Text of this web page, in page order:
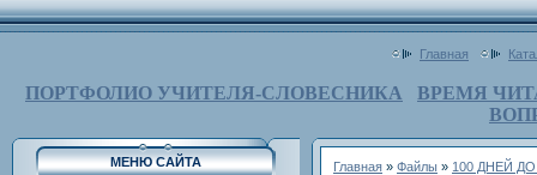
Главная
ПОРТФОЛИО УЧИТЕЛЯ-СЛОВЕСНИКА
ВРЕМЯ
МЕНЮ САЙТА Главная » Файлы » 100 ДНЕЙ